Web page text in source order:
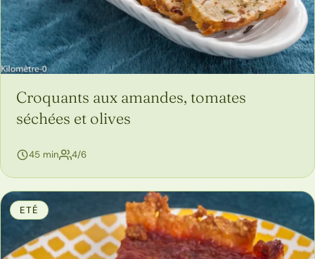
Croquants aux amandes, tomates
séchées et olives
45 min 4/6personnes
ETÉ